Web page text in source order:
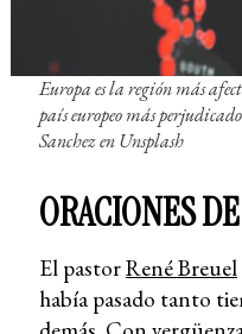
Europa es la región más
país europeo más
Sanchez en Unsplash
ORACIONES
El pastorRené Breuel
había pasado tanto